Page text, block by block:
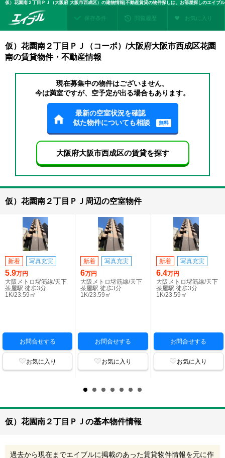
仮）花園南２丁目ＰＪ（大阪府 大阪市西成区）の建物情報|不動産賃貸の物件探しは、お部屋探しのエイブル
保存条件 閲覧履歴 お気に入り
仮）花園南２丁目ＰＪ（コーポ）/大阪府大阪市西成区花園
南の賃貸物件・不動産情報
現在募集中の物件はございません。
今は満室ですが、空予定が出る場合もあります。
最新の空室状況を確認
似た物件についても相談
無料
大阪府大阪市西成区の賃貸を探す
仮）花園南２丁目ＰＪ周辺の空室物件
新着 写真充実
5.9万円
大阪メトロ堺筋線/天下
茶屋駅 徒歩3分
1K/23.59㎡
お問合せする
お気に入り
新着 写真充実
6万円
大阪メトロ堺筋線/天下
茶屋駅 徒歩3分
1K/23.59㎡
お問合せする
お気に入り
新着 写真充実
6.4万円
大阪メトロ堺筋線/天下
茶屋駅 徒歩3分
1K/23.59㎡
お問合せする
お気に入り
仮）花園南２丁目ＰＪの基本物件情報
過去から現在までエイブルに掲載のあった賃貸物件情報を元に作